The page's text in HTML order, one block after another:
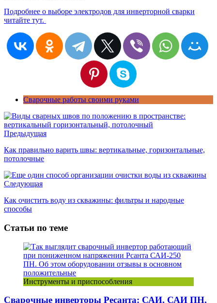
Подробнее о выборе электродов для инверторной сварки
читайте тут.
Сварочные работы своими руками
Предыдущая
Как правильно варить швы: вертикальные, горизонтальные,
потолочные
Следующая
Как очистить воду из скважины: фильтры и народные
способы
Статьи по теме
Инструменты и приспособления
Сварочные инверторы Ресанта: САИ, САИ ПН,